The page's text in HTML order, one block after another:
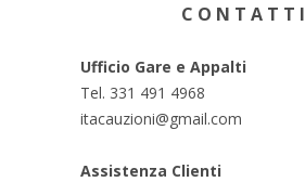
C O N T A T T I
Ufficio Gare e Appalti
Tel. 331 491 4968
itacauzioni@gmail.com
Assistenza Clienti